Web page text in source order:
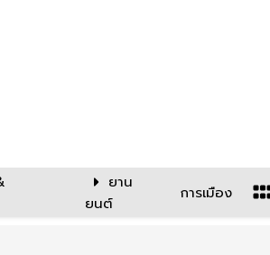
ยาน
ยนต์
การเมือง